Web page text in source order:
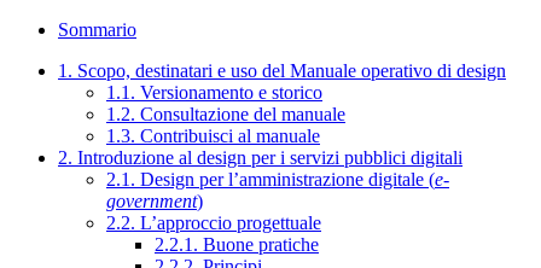
Sommario
1. Scopo, destinatari e uso del Manuale operativo di design
1.1. Versionamento e storico
1.2. Consultazione del manuale
1.3. Contribuisci al manuale
2. Introduzione al design per i servizi pubblici digitali
2.1. Design per l’amministrazione digitale (e-
government)
2.2. L’approccio progettuale
2.2.1. Buone pratiche